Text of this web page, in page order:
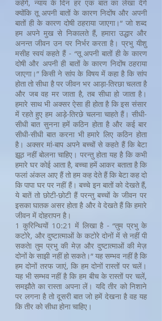
कहेंगे, न्याय के दिन हर एक बात का लेखा देंगे
क्योंकि तू अपनी बातों के कारण निदोंष और अपनी
बातों ही के कारण दोषी ठहराया जाएगा।” जो शब्द
हम अपने मुख से निकालते हैं, हमारा उद्धार और
अनन्त जीवन उन पर निर्भर करता है। प्रभु यीशु
मसीह स्वयं कहते हैं - “तू अपनी बातों ही के कारण
दोषी और अपनी ही बातों के कारण निदोंष ठहराया
जाएगा।” किसी ने सांप के विषय में कहा है कि सांप
होता तो सीधा है पर जीवन भर आड़ा-तिरछा चलता है
और जब वह मर जाता है, तब सीधा हो जाता है।
हमारे साथ भी अक्सर ऐसा ही होता है कि इस संसार
में रहते हुए हम आड़े-तिरछे चलना चाहते हैं। सीधी-
सीधी बात सुनना हमें कठिन होता है और कई बार
सीधी-सीधी बात करना भी हमारे लिए कठिन होता
है। अक्सर मां-बाप अपने बच्चों से कहते हैं कि बेटा
झूठ नहीं बोलना चाहिए। परन्तु होता यह है कि कभी
हमारे घर कोई आता है, बच्चा हमें आकर बताता है कि
फलां अंकल आए हैं तो हम कह देते हैं कि बेटा कह दो
कि पापा घर पर नहीं हैं। बच्चे इन बातों को देखते हैं,
ये बातें तो छोटी-छोटी हैं परन्तु बच्चों के जीवन पर
इसका घातक असर होता है और वे देखते हैं कि हमारे
जीवन में दोहरापन है।
1 कुरिन्थियों 10:21 में लिखा है - “तुम प्रभु के
कटोरे, और दुष्टात्माओं के कटोरे दोनों में से नहीं पी
सकते! तुम प्रभु की मेज़ और दुष्टात्माओं की मेज़
दोनों के साझी नहीं हो सकते।” यह सम्भव नहीं है कि
हम दोनों तरफ जाएं, कि हम दोनों रास्तों पर चलें।
यह भी सम्भव नहीं है कि हम बीच के रास्तों पर चलें,
समझौते का रास्ता अपना लें। यदि तीर को निशाने
पर लगना है तो दूसरी बात जो हमें देखना है वह यह
कि तीर को सीधा होना चाहिए।